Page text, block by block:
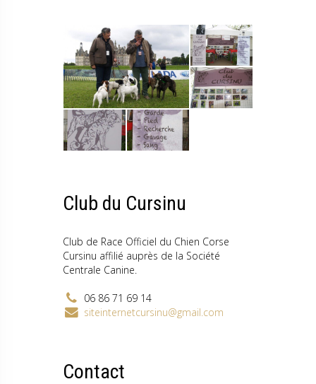
Club du Cursinu
Club de Race Officiel du Chien Corse
Cursinu affilié auprès de la Société
Centrale Canine.
06 86 71 69 14
siteinternetcursinu@gmail.com
Contact